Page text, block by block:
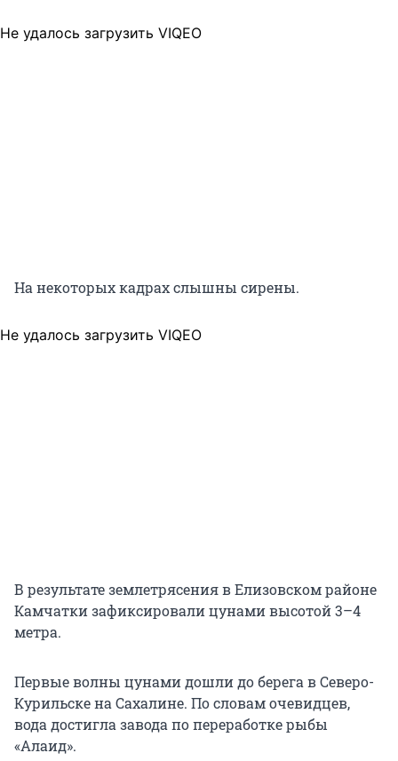
Не удалось загрузить VIQEO
На некоторых кадрах слышны сирены.
Не удалось загрузить VIQEO
В результате землетрясения в Елизовском районе
Камчатки зафиксировали цунами высотой 3–4
метра.
Первые волны цунами дошли до берега в Северо-
Курильске на Сахалине. По словам очевидцев,
вода достигла завода по переработке рыбы
«Алаид».